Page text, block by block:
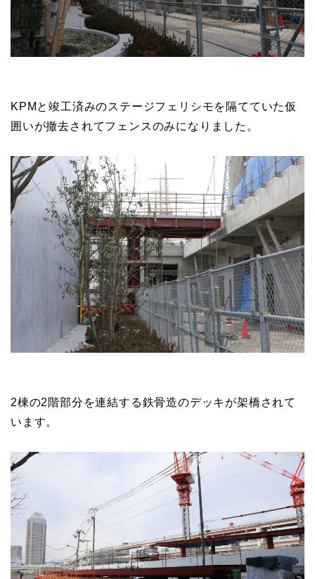
ルエットとしてはもうほぼ完成形かと思われます。
KPMと竣工済みのステージフェリシモを隔てていた仮
囲いが撤去されてフェンスのみになりました。